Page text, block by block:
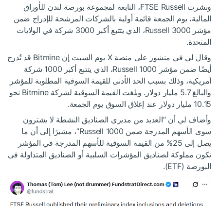
ونشرت FTSE Russell، التابعة لمجموعة بورصة لندن للأوراق
المالية، يوم الجمعة قائمة أولية بالشركات المرشحة للإدراج ضمن
مؤشر Russell 3000، الذي يتتبع أكبر 3000 شركة في الولايات
المتحدة.
وقال لي في منشور على منصة X يوم السبت إن Bitmine قد تُدرج
أيضًا ضمن مؤشر Russell 1000، الذي يتتبع أكبر 1000 شركة
أمريكية، وذلك بسبب الحد الأدنى للقيمة السوقية المطلوبة للمؤشر
والبالغ 5.7 مليار دولار. وبلغت القيمة السوقية لشركة Bitmine نحو
10.15 مليار دولار عند إغلاق السوق يوم الجمعة.
وأضاف لي أن “العديد من مديري الصناديق النشطة لا يشترون
سوى الأسهم المدرجة ضمن Russell 1000”، مشيرًا إلى أن ما
يصل إلى 25% من القيمة السوقية للأسهم المدرجة في المؤشر
تكون مملوكة لصناديق المؤشرات السلبية أو الصناديق المتداولة في
البورصة (ETF).